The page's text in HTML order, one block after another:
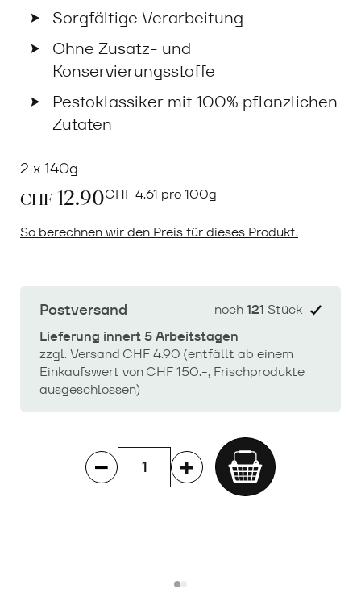
Sorgfältige Verarbeitung
Ohne Zusatz- und
Konservierungsstoffe
Pestoklassiker mit 100% pflanzlichen
Zutaten
2 x 140g
CHF 12.90CHF4.61 pro 100g
So berechnen wir den Preis für dieses Produkt.
Postversand
Lieferung innert 5 Arbeitstagen
zzgl. Versand CHF 4.90 (entfällt ab einem
Einkaufswert von CHF 150.-, Frischprodukte
ausgeschlossen)
noch121 Stück
Add